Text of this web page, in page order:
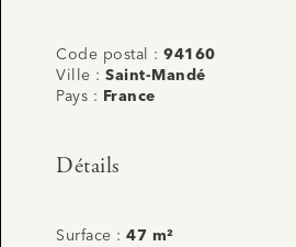
Code postal : 94160
Ville : Saint-Mandé
Pays :
France
Détails
Surface : 47 m²